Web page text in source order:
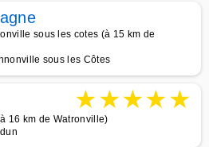
sous les cotes (à 15 km de
sous les Côtes
★★★★★
16 km de Watronville)